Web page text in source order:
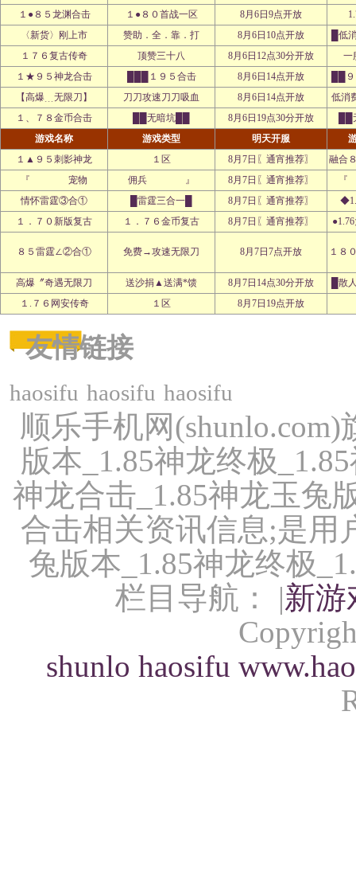
１●８５龙渊合击
１●８０首战一区 8月6日9点开放
〈新货〉刚上市
赞助．全．靠．打 8月6日10点开放
█低
１７６复古传奇
顶赞三十八 8月6日12点30分开放
一
１★９５神龙合击
███１９５合击 8月6日14点开放
██
【高爆﹍无限刀】
刀刀攻速刀刀吸血 8月6日14点开放
低消
１、７８金币合击
██无暗坑██ 8月6日19点30分开放
游戏名称
游戏类型 明天开服
１▲９５刺影神龙
１区 8月7日〖通宵推荐〗
融合
『 宠物
佣兵 』 8月7日〖通宵推荐〗
情怀雷霆③合①
█雷霆三合一█ 8月7日〖通宵推荐〗
１．７０新版复古
１．７６金币复古 8月7日〖通宵推荐〗
８５雷霆∠②合① 免费→攻速无限刀 8月7日7点开放 １８
高爆〞奇遇无限刀 送沙捐▲送满*馈 8月7日14点30分开放
█散
１.７６网安传奇
１区 8月7日19点开放
友情链接
haosifu haosifu haosifu
顺乐手机网
版本_1.85神龙终极
神龙合击_1.85神龙玉兔
合击相关资讯信息;是用
兔版本_1.85神龙终极
栏目导航： |新游
shunlo haosifu